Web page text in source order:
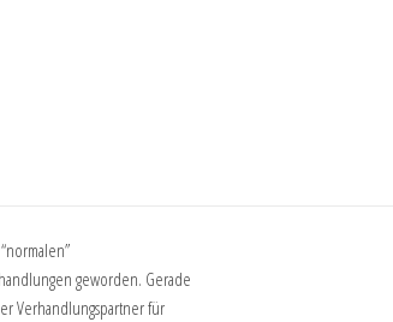
geworden. Gerade
Verhandlungspartner für